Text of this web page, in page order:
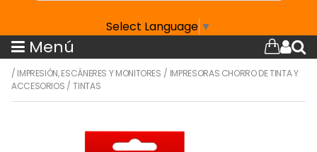
Select Language ▼
Menú
/ IMPRESIÓN, ESCÁNERES Y MONITORES / IMPRESORAS CHORRO DE TINTA Y
ACCESORIOS /TINTAS